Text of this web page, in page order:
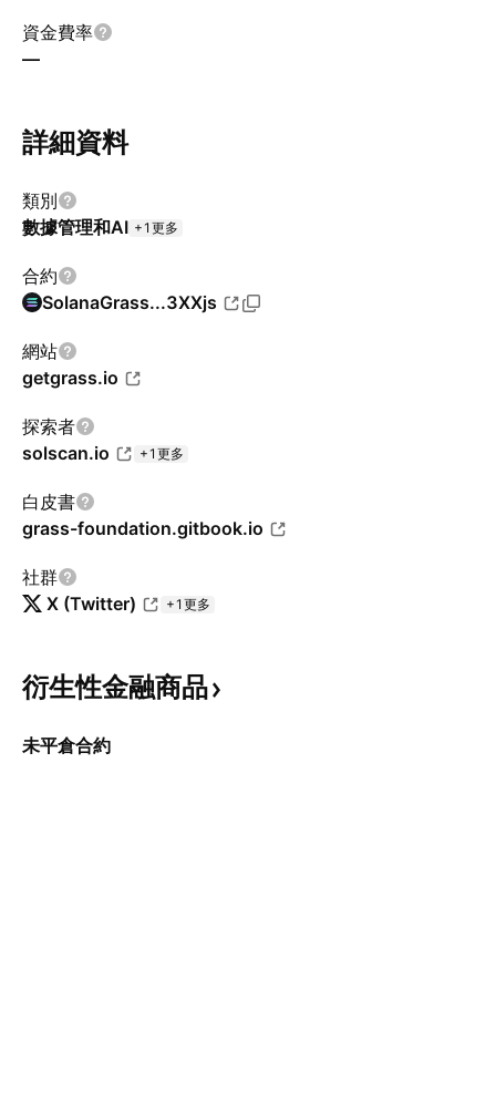
資金費率
—
詳細資料
類別
數據管理和AI +1更多
合約
SolanaGrass...3XXjs
網站
getgrass.io
探索者
solscan.io
+1更多
白皮書
grass-foundation.gitbook.io
社群
X (Twitter)
+1更多
衍生性金融商品
未平倉合約